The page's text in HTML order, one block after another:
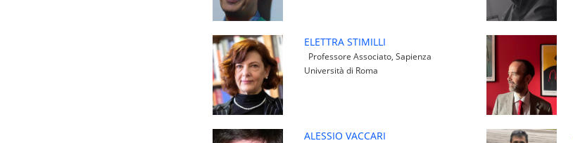
ELETTRA STIMILLI
Professore Associato, Sapienza
Università di Roma
ALESSIO VACCARI